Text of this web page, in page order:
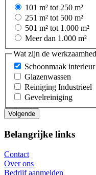
101 m² tot 250 m²
251 m² tot 500 m²
501 m² tot 1.000 m²
Meer dan 1.000 m²
Wat zijn de
Schoonmaak
Glazenwassen
Reiniging Industrieel
Gevelreiniging
Belangrijke links
Contact
Over ons
Bedrijf aanmelden